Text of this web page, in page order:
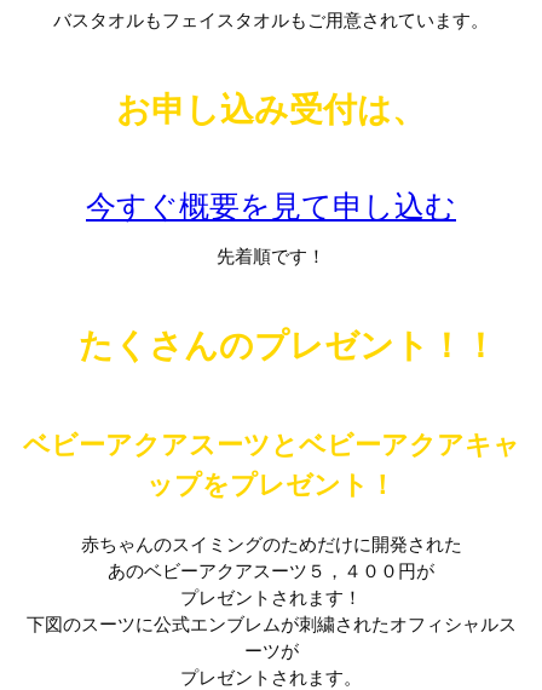
バスタオルもフェイスタオルもご用意されています。
お申し込み受付は、
今すぐ概要を見て申し込む
先着順です！
たくさんのプレゼント！！
ベビーアクアスーツとベビーアクアキャ
ップをプレゼント！
赤ちゃんのスイミングのためだけに開発された
あのベビーアクアスーツ５，４００円が
プレゼントされます！
下図のスーツに公式エンブレムが刺繍されたオフィシャルス
ーツが
プレゼントされます。